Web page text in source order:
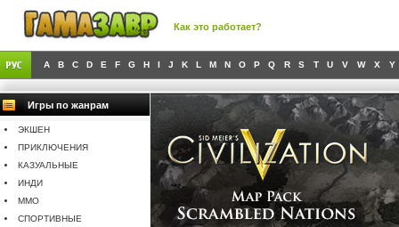
Как это работает?
A B C D E F G H I J K L M N O P Q R S T U V W X Y
Игры по жанрам
ЭКШЕН
ПРИКЛЮЧЕНИЯ
КАЗУАЛЬНЫЕ
ИНДИ
MMO
СПОРТИВНЫЕ